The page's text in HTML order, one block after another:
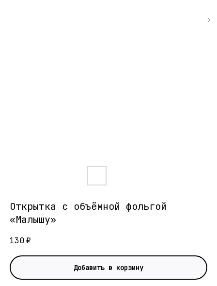
Открытка с объёмной фольгой
«Малышу»
130₽
Добавить в корзину